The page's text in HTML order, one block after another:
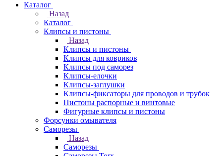
Каталог
Назад
Каталог
Клипсы и пистоны
Назад
Клипсы и пистоны
Клипсы для ковриков
Клипсы под саморез
Клипсы-елочки
Клипсы-заглушки
Клипсы-фиксаторы для проводов и трубок
Пистоны распорные и винтовые
Фигурные клипсы и пистоны
Форсунки омывателя
Саморезы
Назад
Саморезы